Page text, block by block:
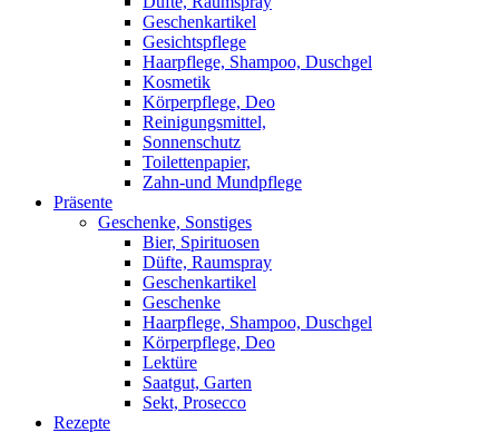
Geschenkartikel
Gesichtspflege
Haarpflege, Shampoo, Duschgel
Kosmetik
Körperpflege, Deo
Reinigungsmittel,
Sonnenschutz
Toilettenpapier,
Zahn-und Mundpflege
Präsente
Geschenke, Sonstiges
Bier, Spirituosen
Düfte, Raumspray
Geschenkartikel
Geschenke
Haarpflege, Shampoo, Duschgel
Körperpflege, Deo
Lektüre
Saatgut, Garten
Sekt, Prosecco
Rezepte